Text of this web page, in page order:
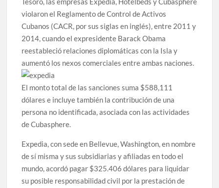
violaron el Reglamento de Control de Activos
Cubanos (CACR, por sus siglas en inglés), entre 2011 y
2014, cuando el expresidente Barack Obama
reestableció relaciones diplomáticas con la Isla y
aumentó los nexos comerciales entre ambas naciones.
El monto total de las sanciones suma $588,111
dólares e incluye también la contribución de una
persona no identificada, asociada con las actividades
de Cubasphere.
Expedia, con sede en Bellevue, Washington, en nombre
de sí misma y sus subsidiarias y afiliadas en todo el
mundo, acordó pagar $325.406 dólares para liquidar
su posible responsabilidad civil por la prestación de